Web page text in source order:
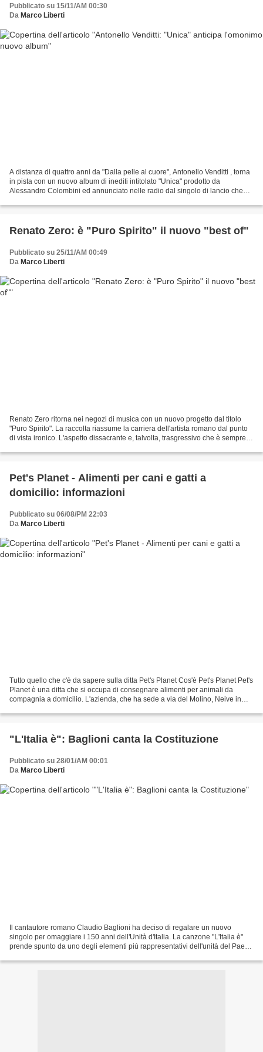
Pubblicato su 15/11/AM 00:30
Da Marco Liberti
A distanza di quattro anni da "Dalla pelle al cuore", Antonello Venditti , torna
in pista con un nuovo album di inediti intitolato "Unica" prodotto da
Alessandro Colombini ed annunciato nelle radio dal singolo di lancio che
Renato Zero: è "Puro Spirito" il nuovo "best of"
Pubblicato su 25/11/AM 00:49
Da Marco Liberti
Renato Zero ritorna nei negozi di musica con un nuovo progetto dal titolo
"Puro Spirito". La raccolta riassume la carriera dell'artista romano dal punto
di vista ironico. L'aspetto dissacrante e, talvolta, trasgressivo che è sempre
Pet's Planet - Alimenti per cani e gatti a
domicilio: informazioni
Pubblicato su 06/08/PM 22:03
Da Marco Liberti
Tutto quello che c'è da sapere sulla ditta Pet's Planet Cos'è Pet's Planet Pet's
Planet è una ditta che si occupa di consegnare alimenti per animali da
compagnia a domicilio. L'azienda, che ha sede a via del Molino, Neive in
"L'Italia è": Baglioni canta la Costituzione
Pubblicato su 28/01/AM 00:01
Da Marco Liberti
Il cantautore romano Claudio Baglioni ha deciso di regalare un nuovo
singolo per omaggiare i 150 anni dell'Unità d'Italia. La canzone "L'Italia è"
prende spunto da uno degli elementi più rappresentativi dell'unità del Paese